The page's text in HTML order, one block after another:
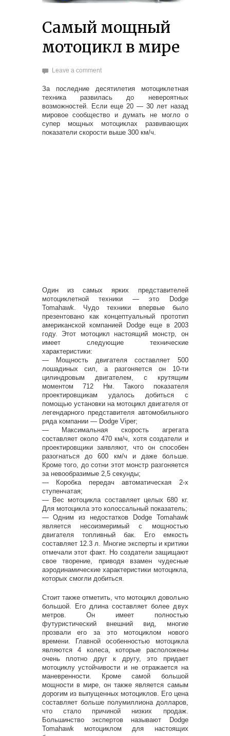
Самый мощный
мотоцикл в мире
Leave a comment
За последние десятилетия мотоциклетная
техника развилась до невероятных
возможностей. Если еще 20 — 30 лет назад
мировое сообщество и думать не могло о
супер мощных мотоциклах развивающих
показатели скорости выше 300 км/ч.
Один из самых ярких представителей
мотоциклетной техники — это Dodge
Tomahawk. Чудо техники впервые было
презентовано как концептуальный прототип
американской компанией Dodge еще в 2003
году. Этот мотоцикл настоящий монстр, он
имеет следующие технические
характеристики:
— Мощность двигателя составляет 500
лошадиных сил, а разгоняется он 10-ти
цилиндровым двигателем, с крутящим
моментом 712 Нм. Такого показателя
проектировщикам удалось добиться с
помощью установки на мотоцикл двигателя от
легендарного представителя автомобильного
ряда компании — Dodge Viper;
— Максимальная скорость агрегата
составляет около 470 км/ч, хотя создатели и
проектировщики заявляют, что он способен
разогнаться до 600 км/ч и даже больше.
Кроме того, до сотни этот монстр разгоняется
за невообразимые 2,5 секунды;
— Коробка передач автоматическая 2-х
ступенчатая;
— Вес мотоцикла составляет целых 680 кг.
Для мотоцикла это колоссальный показатель;
— Одним из недостатков Dodge Tomahawk
является несоизмеримый с мощностью
двигателя топливный бак. Его емкость
составляет 12.3 л. Многие эксперты и критики
отмечали этот факт. Но создатели защищают
свое творение, приводя взамен чудесные
аэродинамические характеристики мотоцикла,
которых смогли добиться.
Стоит также отметить, что мотоцикл довольно
большой. Его длина составляет более двух
метров. Он имеет полностью
футуристический внешний вид, многие
прозвали его за это мотоциклом нового
времени. Главной особенностью мотоцикла
являются 4 колеса, которые расположены
очень плотно друг к другу, это придает
мотоциклу устойчивости и не отражается на
маневренности. Кроме самой большой
мощности в мире, он также является самым
дорогим из выпущенных мотоциклов. Его цена
составляет больше полумиллиона долларов,
что стало причиной низких продаж.
Большинство экспертов называют Dodge
Tomahawk мотоциклом для настоящих